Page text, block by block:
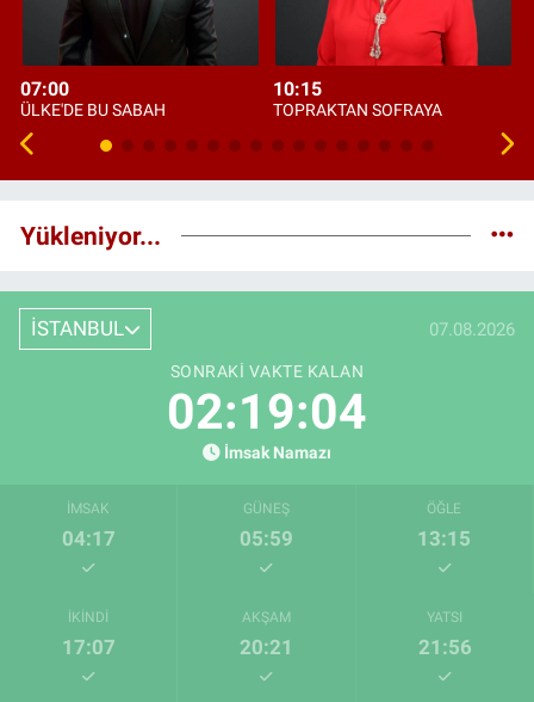
07:00
ÜLKE'DE BU SABAH
10:15
TOPRAKTAN SOFRAYA
Yükleniyor...
İSTANBUL 07.08.2026
SONRAKI VAKTE KALAN
02:19:03
İmsak Namazı
İMSAK
04:17
GÜNEŞ
05:59
ÖĞLE
13:15
İKINDI
17:07
AKŞAM
20:21
YATSI
21:56